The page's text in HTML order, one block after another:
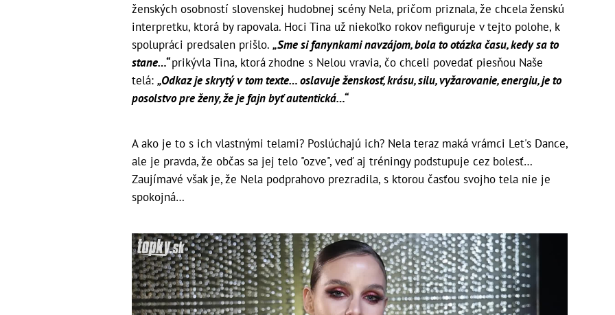
ženských osobností slovenskej hudobnej scény Nela, pričom priznala, že chcela ženskú
interpretku, ktorá by rapovala. Hoci Tina už niekoľko rokov nefiguruje v tejto polohe, k
spolupráci predsalen prišlo. „Sme si fanynkami navzájom, bola to otázka času, kedy sa to
stane…“prikývla Tina, ktorá zhodne s Nelou vravia, čo chceli povedať piesňou Naše
telá: „Odkaz je skrytý v tom texte… oslavuje ženskosť, krásu, silu, vyžarovanie, energiu, je to
posolstvo pre ženy, že je fajn byť autentická…“
A ako je to s ich vlastnými telami? Poslúchajú ich? Nela teraz maká vrámci Let's Dance,
ale je pravda, že občas sa jej telo "ozve", veď aj tréningy podstupuje cez bolesť…
Zaujímavé však je, že Nela podprahovo prezradila, s ktorou časťou svojho tela nie je
spokojná…